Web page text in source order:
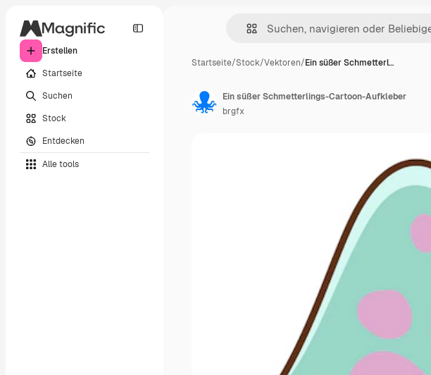
Erstellen
Startseite
Suchen
Stock
Entdecken
Alle tools
Startseite/Stock/Vektoren/Ein süßer Schmetterl…
Ein süßer Schmetterlings-Cartoon-Aufkleber
brgfx